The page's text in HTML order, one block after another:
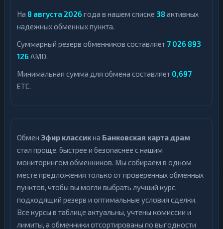
На 8 августа 2026 года в нашем списке 38 активных
надежных обменных пункта.
Суммарный резерв обменников составляет 7 026 893
126 AMD.
Минимальная сумма для обмена составляет 0,697
ETC.
Обмен Эфир классикна Банковская карта драм
стал проще, быстрее и безопаснее с нашим
мониторингом обменников. Мы собираем в одном
месте предложения только от проверенных обменных
пунктов, чтобы вы могли выбрать лучший курс,
подходящий резерв и оптимальные условия сделки.
Все курсы в таблице актуальны, учтены комиссии и
лимиты, а обменники отсортированы по выгодности